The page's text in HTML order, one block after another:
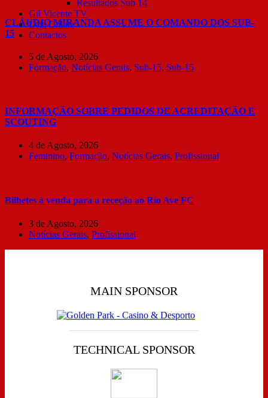
Resultados Sub 14
Gil Vicente TV
Loja Online
Contactos
CLÁUDIO MIRANDA ASSUME O COMANDO DOS SUB-
15
5 de Agosto, 2026
Formação, Notícias Gerais, Sub-15, Sub-15
INFORMAÇÃO SOBRE PEDIDOS DE ACREDITAÇÃO E
SCOUTING
4 de Agosto, 2026
Feminino, Formação, Notícias Gerais, Profissional
Bilhetes à venda para a receção ao Rio Ave FC
3 de Agosto, 2026
Notícias Gerais, Profissional
MAIN SPONSOR
TECHNICAL SPONSOR